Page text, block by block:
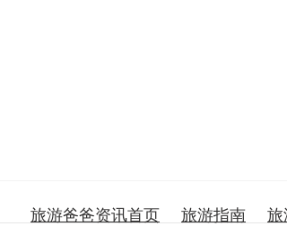
旅游爸爸资讯首页 旅游指南 旅